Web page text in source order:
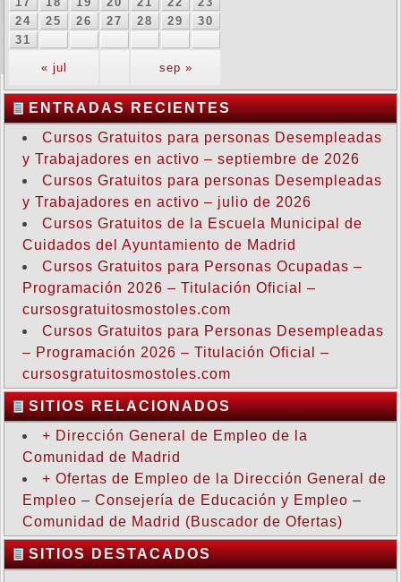
« jul sep »
24
25 26 27 28 29
30
31
ENTRADAS RECIENTES
Cursos Gratuitos para personas Desempleadas
y Trabajadores en activo – septiembre de 2026
Cursos Gratuitos para personas Desempleadas
y Trabajadores en activo – julio de 2026
Cursos Gratuitos de la Escuela Municipal de
Cuidados del Ayuntamiento de Madrid
Cursos Gratuitos para Personas Ocupadas –
Programación 2026 – Titulación Oficial –
cursosgratuitosmostoles.com
Cursos Gratuitos para Personas Desempleadas
– Programación 2026 – Titulación Oficial –
cursosgratuitosmostoles.com
SITIOS RELACIONADOS
+ Dirección General de Empleo de la
Comunidad de Madrid
+ Ofertas de Empleo de la Dirección General de
Empleo – Consejería de Educación y Empleo –
Comunidad de Madrid (Buscador de Ofertas)
SITIOS DESTACADOS